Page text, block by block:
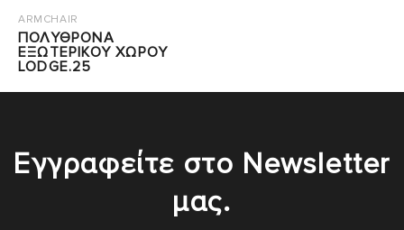
ARMCHAIR
ΠΟΛΥΘΡΟΝΑ
ΕΞΩΤΕΡΙΚΟΥ ΧΩΡΟΥ
LODGE.25
Εγγραφείτε στο Newsletter
μας.